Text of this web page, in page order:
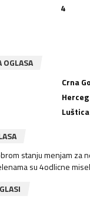
4
OGLASA
Crna
Luštica
stanju menjam za
su 4odlicne